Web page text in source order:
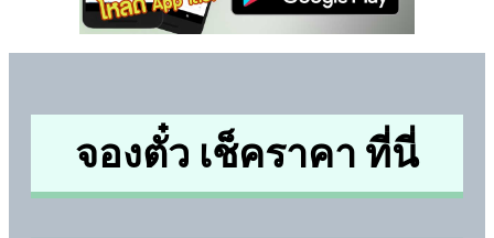
จองตั๋ว เช็คราคา ที่นี่